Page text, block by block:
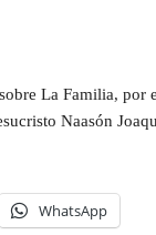
La Familia, por
Naasón
WhatsApp